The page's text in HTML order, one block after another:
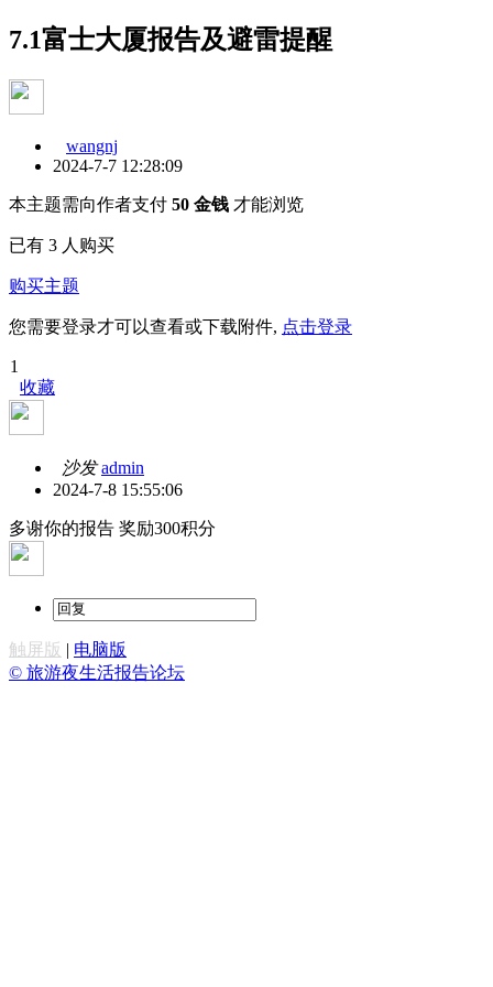
7.1富士大厦报告及避雷提醒
wangnj
2024-7-7 12:28:09
本主题需向作者支付 50 金钱 才能浏览
已有 3 人购买
购买主题
您需要登录才可以查看或下载附件, 点击登录
1
收藏
沙发 admin
2024-7-8 15:55:06
多谢你的报告 奖励300积分
触屏版 | 电脑版
© 旅游夜生活报告论坛